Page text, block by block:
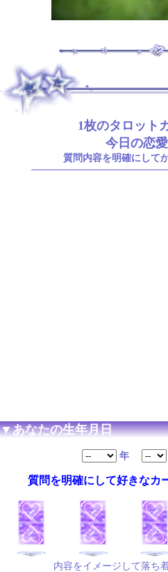
1枚のタロット
今日の恋
質問内容を明確にして
▼あなたの生年月日
年
質問を明確にして好きなカ
内容をイメージして落ち